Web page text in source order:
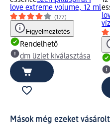
love extreme volume, 12 ml
(177)
Figyelmeztetés
Rendelhető
dm üzlet kiválasztása
Mások még ezeket